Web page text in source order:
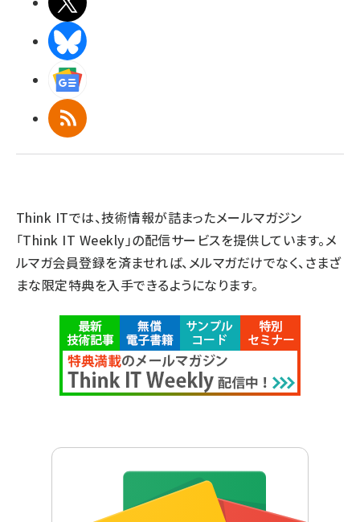
RSS
Think ITでは、技術情報が詰まったメールマガジン
「Think IT Weekly」の配信サービスを提供しています。メ
ルマガ会員登録を済ませれば、メルマガだけでなく、さまざ
まな限定特典を入手できるようになります。